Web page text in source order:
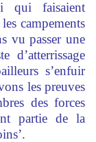
qui faisaient
campements
vu passer une
d’atterrissage
s’enfuir
les preuves
des forces
partie de la